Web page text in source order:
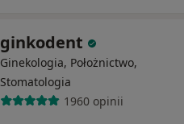
ginkodent
Ginekologia, Położnictwo,
Stomatologia
1960 opinii